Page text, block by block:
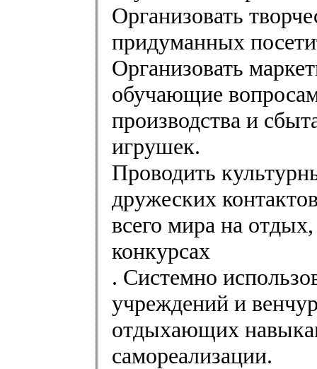
Организовать
придуманных
Организовать
обучающие
производства и
игрушек.
Проводить
дружеских
всего мира на
конкурсах
. Системно
учреждений и
отдыхающих
самореализации.